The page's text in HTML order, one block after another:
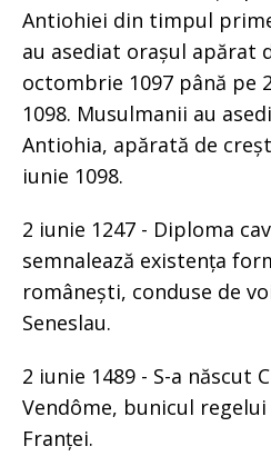
Antiohiei din timpul
au asediat orașul apărat
octombrie 1097 până pe
1098. Musulmanii au
Antiohia, apărată de
iunie 1098.
2 iunie 1247 - Diploma
semnalează existența
românești, conduse de
Seneslau.
2 iunie 1489 - S-a născut
Vendôme, bunicul regelui
Franței.